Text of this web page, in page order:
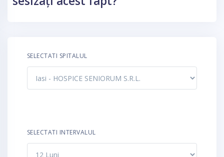
SELECTATI SPITALUL
SELECTATI INTERVALUL